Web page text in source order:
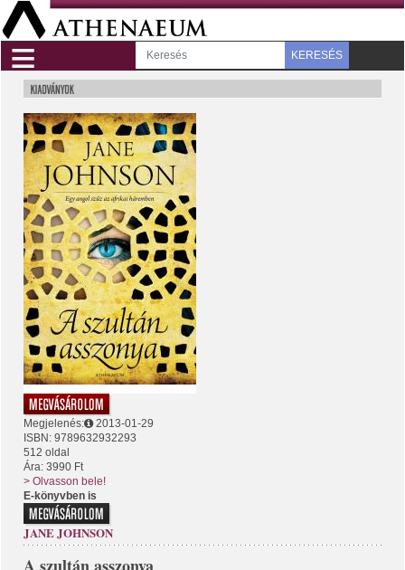
≡ KERESÉS
Megjelenés:
2013-01-29
ISBN: 9789632932293
512 oldal
Ára: 3990 Ft
> Olvasson bele!
E-könyvben is
JANE JOHNSON
A szultán asszonya